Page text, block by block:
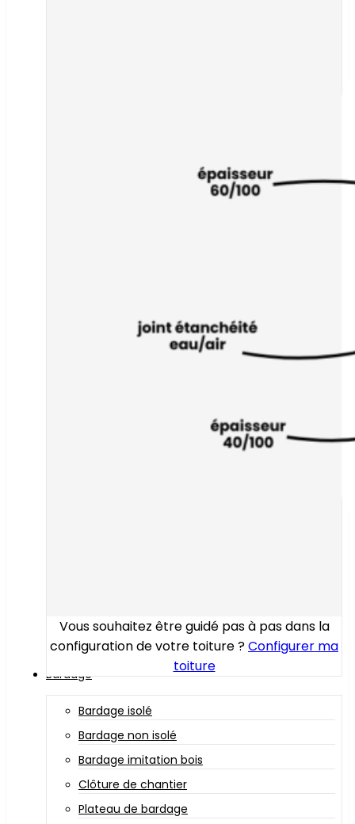
Vous souhaitez être guidé pas à pas dans la
configuration de votre toiture ?Configurer ma
toiture
Bardage
Bardage isolé
Bardage non isolé
Bardage imitation bois
Clôture de chantier
Plateau de bardage